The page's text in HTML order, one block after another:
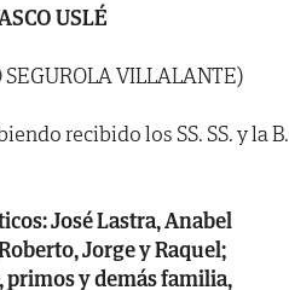
USLÉ
SEGUROLA VILLALANTE)
recibido los SS. SS. y la B.
José Lastra, Anabel
Jorge y Raquel;
y demás familia,